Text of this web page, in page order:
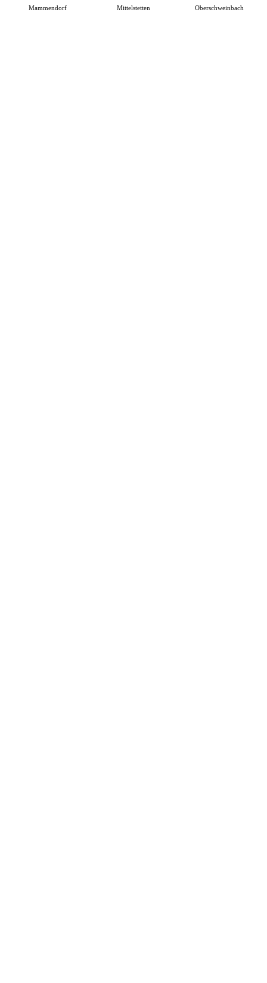
Mammendorf Mittelstetten Oberschweinbach